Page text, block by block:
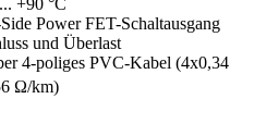
+90 °C
Power FET-Schaltausgang
und Überlast
4-poliges PVC-Kabel (4x0,34
Ω/km)